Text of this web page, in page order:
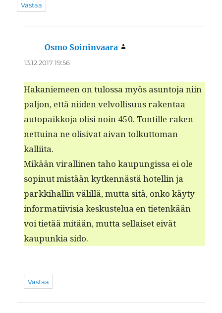
Vastaa
Osmo Soininvaara
13.12.2017 19:56
Hakaniemeen on tulos­sa myös asun­to­ja niin
paljon, että niiden velvol­lisu­us rak­en­taa
autopaikko­ja olisi noin 450. Ton­tille raken­
net­tuina ne oli­si­vat aivan tolkut­toman
kalliita.
Mikään viralli­nen taho kaupungis­sa ei ole
sopin­ut mis­tään kytken­nästä hotellin ja
parkki­hallin välil­lä, mut­ta sitä, onko käy­ty
infor­mati­ivisia keskustelua en tietenkään
voi tietää mitään, mut­ta sel­l­aiset eivät
kaupunkia sido.
Vastaa